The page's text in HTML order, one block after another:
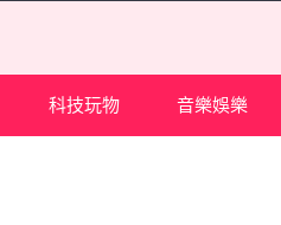
科技玩物 音樂娛樂